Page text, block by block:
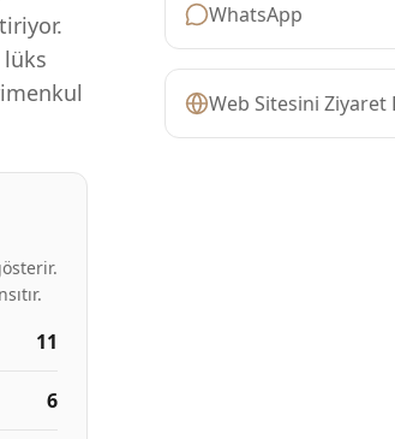
lüks
11
6
WhatsApp
Web Sitesini Ziyaret